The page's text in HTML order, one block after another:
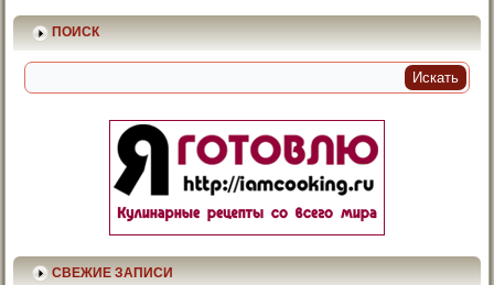
ПОИСК
СВЕЖИЕ ЗАПИСИ